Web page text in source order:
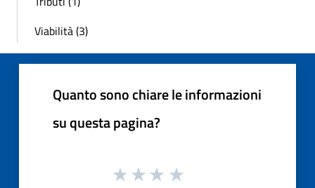
Viabilità (3)
Quanto sono chiare le informazioni
su questa pagina?